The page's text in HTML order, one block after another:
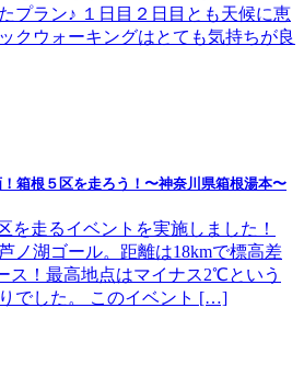
プラン♪ １日目２日目とも天候に恵
クウォーキングはとても気持ちが良
箱根５区を走ろう！〜神奈川県箱根湯本〜
を走るイベントを実施しました！
ノ湖ゴール。距離は18kmで標高差
ス！最高地点はマイナス2℃という
でした。 このイベント […]